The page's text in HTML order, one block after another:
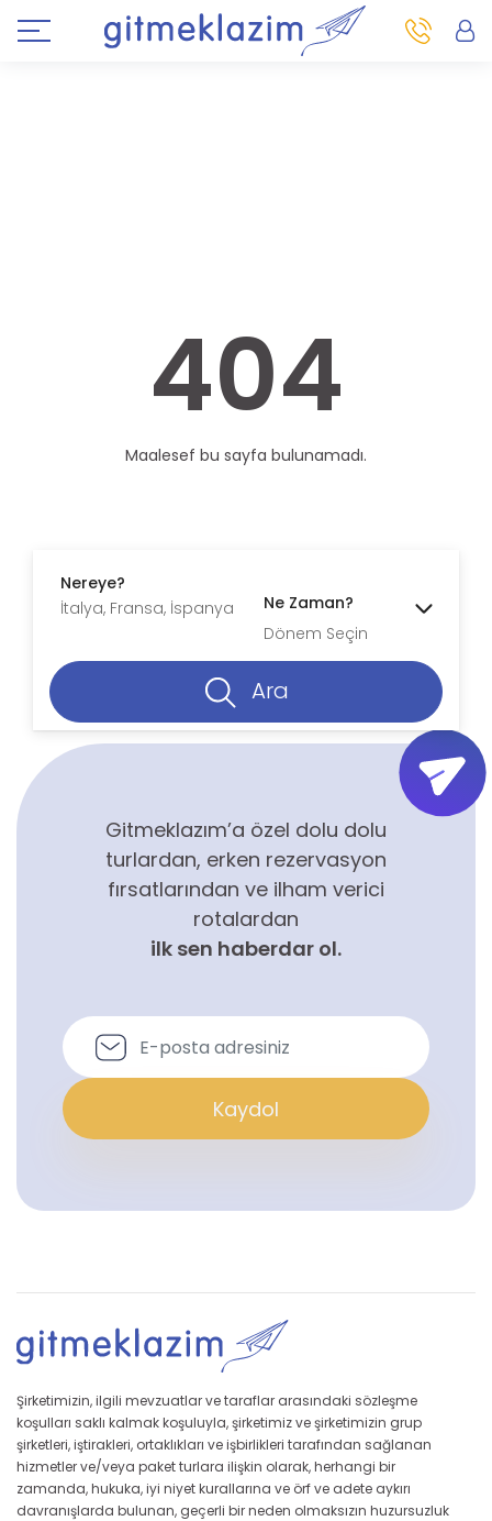
404
Maalesef bu sayfa bulunamadı.
Nereye?
Ne Zaman?
Dönem Seçin
Ara
Gitmeklazım’a özel dolu dolu
turlardan, erken rezervasyon
fırsatlarından ve ilham verici
rotalardan
ilk sen haberdar ol.
Kaydol
Şirketimizin, ilgili mevzuatlar ve taraflar arasındaki sözleşme
koşulları saklı kalmak koşuluyla, şirketimiz ve şirketimizin grup
şirketleri, iştirakleri, ortaklıkları ve işbirlikleri tarafından sağlanan
hizmetler ve/veya paket turlara ilişkin olarak, herhangi bir
zamanda, hukuka, iyi niyet kurallarına ve örf ve adete aykırı
davranışlarda bulunan, geçerli bir neden olmaksızın huzursuzluk